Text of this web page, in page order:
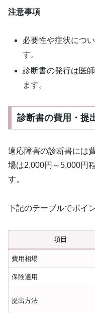
注意事項
必要性や症状につ
す。
診断書の発行は医
ます。
診断書の費用・提
適応障害の診断書には
場は2,000円～5,000円
す。
下記のテーブルでポイ
項目
費用相場
保険適用
提出方法